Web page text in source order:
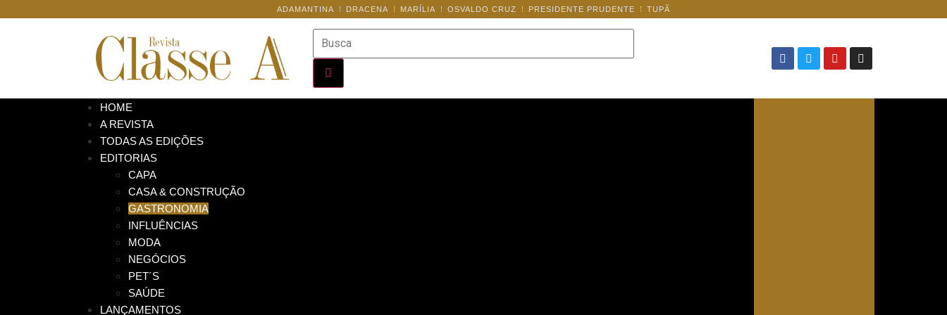
ADAMANTINA DRACENA MARÍLIA OSVALDO CRUZ PRESIDENTE PRUDENTE TUPÃ
HOME
A REVISTA
TODAS AS EDIÇÕES
EDITORIAS
CAPA
CASA & CONSTRUÇÃO
GASTRONOMIA
INFLUÊNCIAS
MODA
NEGÓCIOS
PET´S
SAÚDE
LANÇAMENTOS